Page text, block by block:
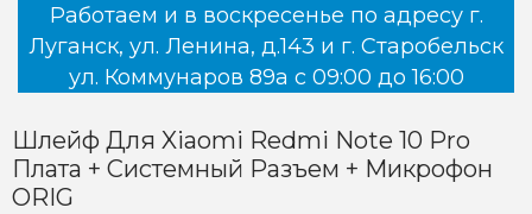
Работаем и в воскресенье по адресу г.
Луганск, ул. Ленина, д.143 и г. Старобельск
ул. Коммунаров 89а с 09:00 до 16:00
Шлейф Для Xiaomi Redmi Note 10 Pro
Плата + Системный Разъем + Микрофон
ORIG